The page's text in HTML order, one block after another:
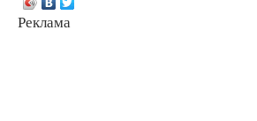
Реклама